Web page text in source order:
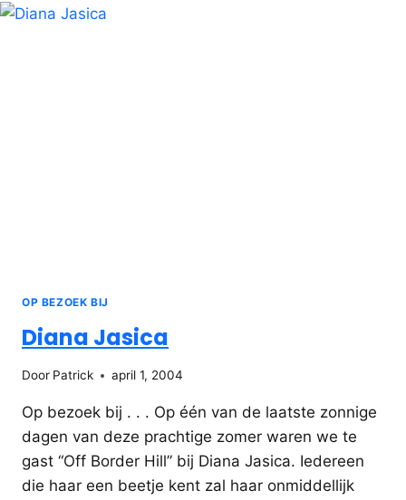
OP BEZOEK BIJ
Diana Jasica
Door Patrick april 1, 2004
Op bezoek bij . . . Op één van de laatste zonnige
dagen van deze prachtige zomer waren we te
gast “Off Border Hill” bij Diana Jasica. Iedereen
die haar een beetje kent zal haar onmiddellijk